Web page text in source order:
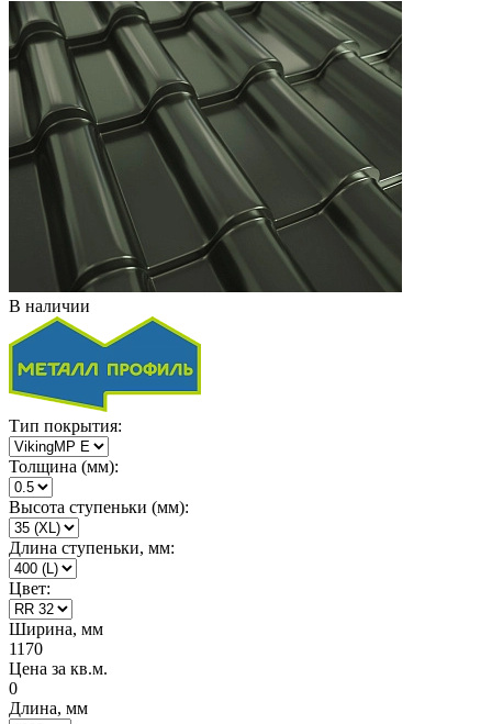
В наличии
Тип покрытия:
Толщина (мм):
Высота ступеньки (мм):
Длина ступеньки, мм:
Цвет:
Ширина, мм
1170
Цена за кв.м.
0
Длина, мм